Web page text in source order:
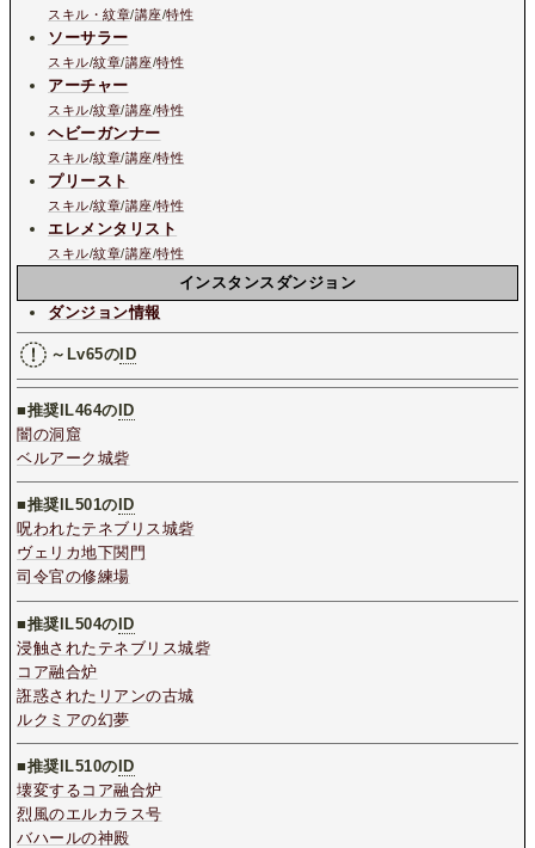
スキル・紋章/講座/特性
ソーサラー
スキル/紋章/講座/特性
アーチャー
スキル/紋章/講座/特性
ヘビーガンナー
スキル/紋章/講座/特性
プリースト
スキル/紋章/講座/特性
エレメンタリスト
スキル/紋章/講座/特性
インスタンスダンジョン
ダンジョン情報
～Lv65の ID
■推奨IL464の ID
闇の洞窟
ベルアーク城砦
■推奨IL501の ID
呪われたテネブリス城砦
ヴェリカ地下関門
司令官の修練場
■推奨IL504のID
浸触されたテネブリス城砦
コア融合炉
誑惑されたリアンの古城
ルクミアの幻夢
■推奨IL510の ID
壊変するコア融合炉
烈風のエルカラス号
バハールの神殿